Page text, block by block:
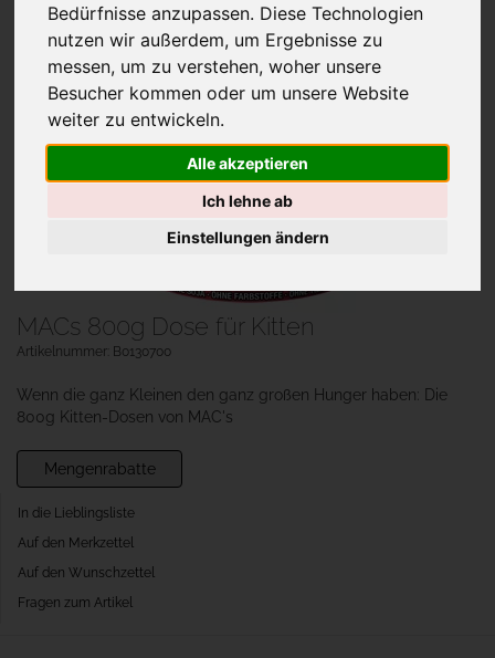
Bedürfnisse anzupassen. Diese Technologien
nutzen wir außerdem, um Ergebnisse zu
messen, um zu verstehen, woher unsere
Besucher kommen oder um unsere Website
weiter zu entwickeln.
Alle akzeptieren
Ich lehne ab
Einstellungen ändern
MACs 800g Dose für Kitten
Artikelnummer: B0130700
Wenn die ganz Kleinen den ganz großen Hunger haben: Die
800g Kitten-Dosen von MAC's
Mengenrabatte
In die Lieblingsliste
Auf den Merkzettel
Auf den Wunschzettel
Fragen zum Artikel